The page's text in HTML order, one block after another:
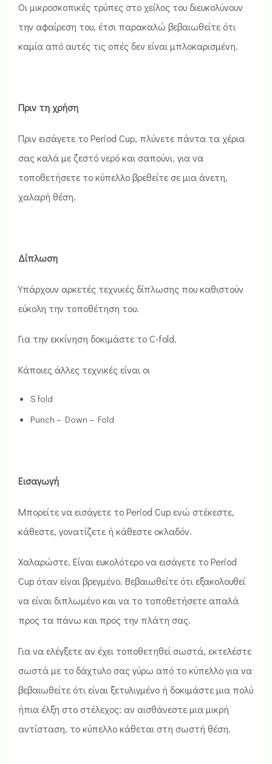
Οι μικροσκοπικές τρύπες στο χείλος του διευκολύνουν
την αφαίρεση του, έτσι παρακαλώ βεβαιωθείτε ότι
καμία από αυτές τις οπές δεν είναι μπλοκαρισμένη.
Πριν τη χρήση
Πριν εισάγετε το Period Cup, πλύνετε πάντα τα χέρια
σας καλά με ζεστό νερό και σαπούνι, για να
τοποθετήσετε το κύπελλο βρεθείτε σε μια άνετη,
χαλαρή θέση.
Δίπλωση
Υπάρχουν αρκετές τεχνικές δίπλωσης που καθιστούν
εύκολη την τοποθέτηση του.
Για την εκκίνηση δοκιμάστε το C-fold.
Κάποιες άλλες τεχνικές είναι οι
S fold
Punch – Down – Fold
Εισαγωγή
Μπορείτε να εισάγετε το Period Cup ενώ στέκεστε,
κάθεστε, γονατίζετε ή κάθεστε οκλαδόν.
Χαλαρώστε. Είναι ευκολότερο να εισάγετε το Period
Cup όταν είναι βρεγμένο. Βεβαιωθείτε ότι εξακολουθεί
να είναι διπλωμένο και να το τοποθετήσετε απαλά
προς τα πάνω και προς την πλάτη σας.
Για να ελέγξετε αν έχει τοποθετηθεί σωστά, εκτελέστε
σωστά με το δάχτυλο σας γύρω από το κύπελλο για να
βεβαιωθείτε ότι είναι ξετυλιγμένο ή δοκιμάστε μια πολύ
ήπια έλξη στο στέλεχος: αν αισθάνεστε μια μικρή
αντίσταση, το κύπελλο κάθεται στη σωστή θέση.